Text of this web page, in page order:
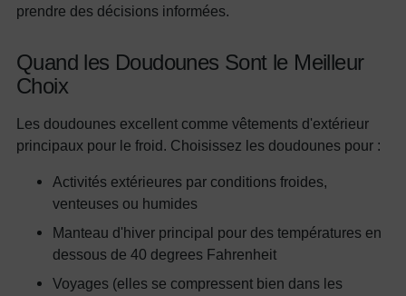
prendre des décisions informées.
Quand les Doudounes Sont le Meilleur
Choix
Les doudounes excellent comme vêtements d'extérieur
principaux pour le froid. Choisissez les doudounes pour :
Activités extérieures par conditions froides,
venteuses ou humides
Manteau d'hiver principal pour des températures en
dessous de 40 degrees Fahrenheit
Voyages (elles se compressent bien dans les